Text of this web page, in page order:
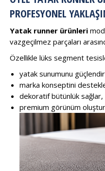
PROFESYONEL
Yatak runner ürünleri
vazgeçilmez parçaları
Özellikle lüks segment
yatak sunumunu
marka konseptini
dekoratif bütünlük sağlar,
premium görünüm